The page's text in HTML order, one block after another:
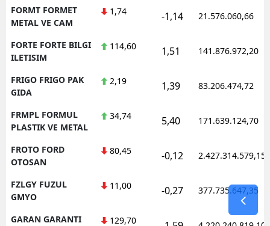
FORMT FORMET
METAL VE CAM
1,74 -1,14 21.576.060,66
FORTE FORTE BILGI
ILETISIM
114,60 1,51 141.876.972,20
FRIGO FRIGO PAK
GIDA
2,19 1,39 83.206.474,72
FRMPL FORMUL
PLASTIK VE METAL
34,74 5,40 171.639.124,70
FROTO FORD
OTOSAN
80,45 -0,12 2.427.314.579,15
FZLGY FUZUL
GMYO
11,00 -0,27 377.735.647,35
GARAN GARANTI
129,70